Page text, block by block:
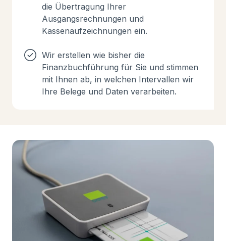
die Übertragung Ihrer
Ausgangsrechnungen und
Kassenaufzeichnungen ein.
Wir erstellen wie bisher die
Finanzbuchführung für Sie und stimmen
mit Ihnen ab, in welchen Intervallen wir
Ihre Belege und Daten verarbeiten.